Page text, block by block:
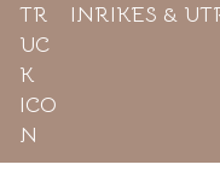
INRIKES &